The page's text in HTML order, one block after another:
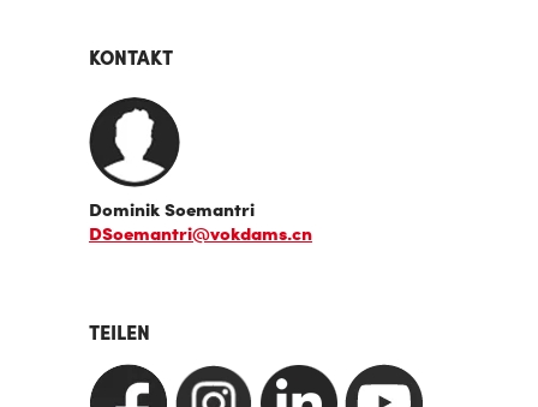
KONTAKT
Dominik Soemantri
DSoemantri@vokdams.cn
TEILEN